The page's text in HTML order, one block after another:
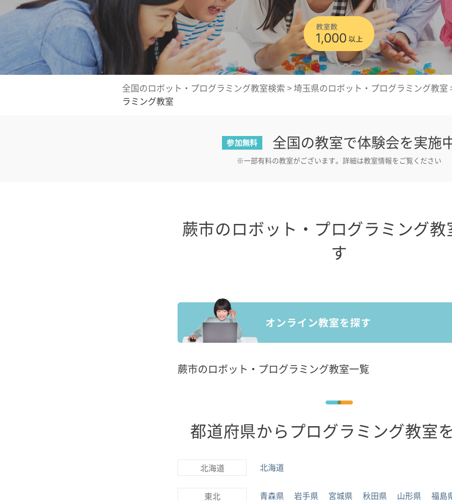
全国のロボット・プログラミング教室検索 > 埼玉県のロボット・プログラミング教室
ラミング教室
参加無料 全国の教室で体験会を実施
※一部有料の教室がございます。詳細は教室情報をご覧ください
蕨市のロボット・プログラミング教
す
蕨市のロボット・プログラミング教室一覧
都道府県からプログラミング教室
北海道 北海道
東北 青森県 岩手県 宮城県 秋田県 山形県 福島